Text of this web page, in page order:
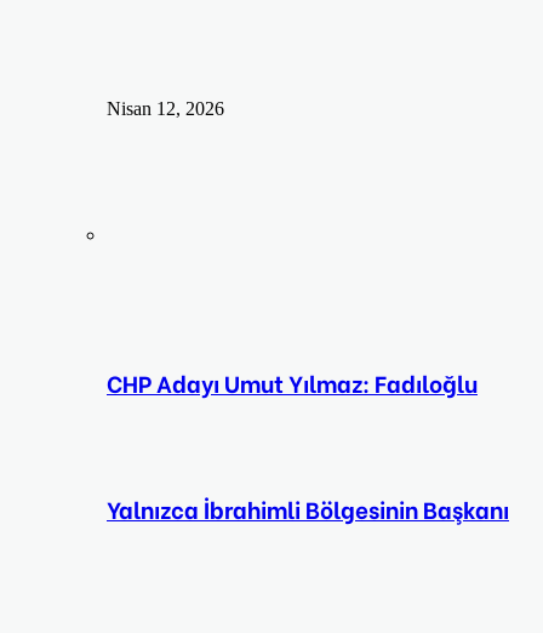
Nisan 12, 2026
CHP Adayı Umut Yılmaz: Fadıloğlu
Yalnızca İbrahimli Bölgesinin Başkanı